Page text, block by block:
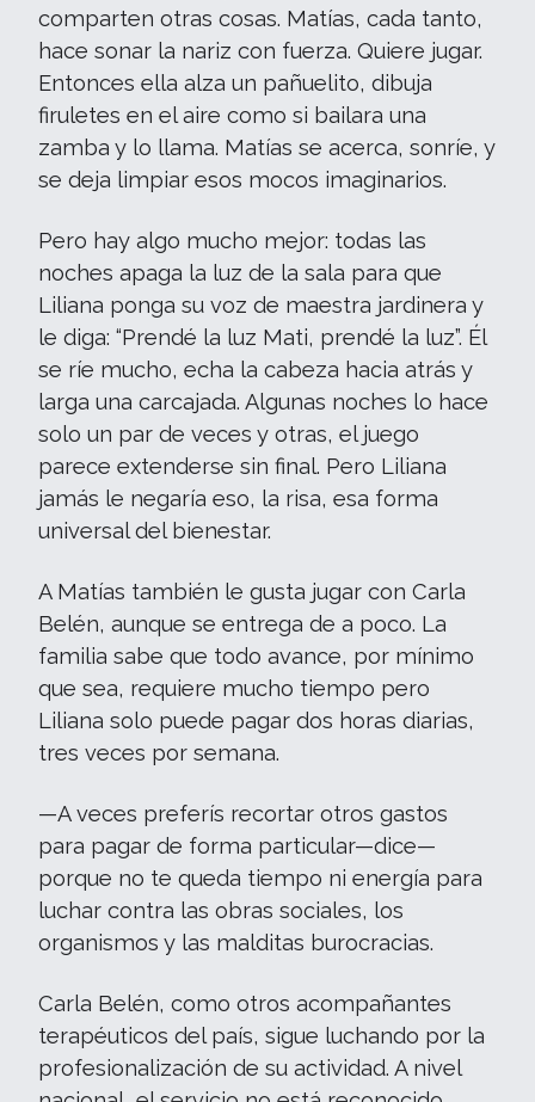
comparten otras cosas. Matías, cada tanto,
hace sonar la nariz con fuerza. Quiere jugar.
Entonces ella alza un pañuelito, dibuja
firuletes en el aire como si bailara una
zamba y lo llama. Matías se acerca, sonríe, y
se deja limpiar esos mocos imaginarios.
Pero hay algo mucho mejor: todas las
noches apaga la luz de la sala para que
Liliana ponga su voz de maestra jardinera y
le diga: “Prendé la luz Mati, prendé la luz”. Él
se ríe mucho, echa la cabeza hacia atrás y
larga una carcajada. Algunas noches lo hace
solo un par de veces y otras, el juego
parece extenderse sin final. Pero Liliana
jamás le negaría eso, la risa, esa forma
universal del bienestar.
A Matías también le gusta jugar con Carla
Belén, aunque se entrega de a poco. La
familia sabe que todo avance, por mínimo
que sea, requiere mucho tiempo pero
Liliana solo puede pagar dos horas diarias,
tres veces por semana.
—A veces preferís recortar otros gastos
para pagar de forma particular—dice—
porque no te queda tiempo ni energía para
luchar contra las obras sociales, los
organismos y las malditas burocracias.
Carla Belén, como otros acompañantes
terapéuticos del país, sigue luchando por la
profesionalización de su actividad. A nivel